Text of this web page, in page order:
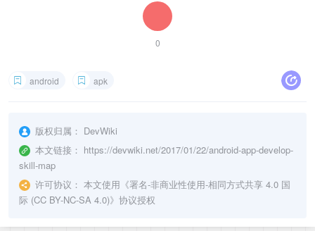
0
android apk
版权归属： DevWiki
本文链接： https://devwiki.net/2017/01/22/android-app-develop-
skill-map
许可协议： 本文使用《署名-非商业性使用-相同方式共享 4.0 国
际 (CC BY-NC-SA 4.0)》协议授权